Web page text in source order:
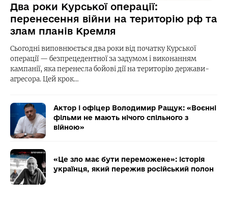
Два роки Курської операції:
перенесення війни на територію рф та
злам планів Кремля
Сьогодні виповнюється два роки від початку Курської
операції — безпрецедентної за задумом і виконанням
кампанії, яка перенесла бойові дії на територію держави-
агресора. Цей крок…
Актор і офіцер Володимир Ращук: «Воєнні
фільми не мають нічого спільного з
війною»
«Це зло має бути переможене»: історія
українця, який пережив російський полон